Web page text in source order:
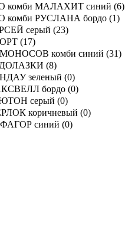
комби МАЛАХИТ синий (6)
комби РУСЛАНА бордо (1)
серый (23)
(17)
комби синий (31)
(8)
зеленый (0)
бордо (0)
серый (0)
коричневый (0)
синий (0)